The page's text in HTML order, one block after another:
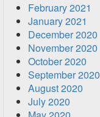
February 2021
January 2021
December 2020
November 2020
October 2020
September 2020
August 2020
July 2020